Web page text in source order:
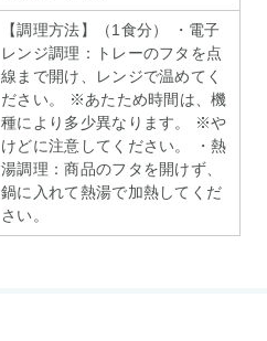
【調理方法】（1食分） ・電子
レンジ調理：トレーのフタを点
線まで開け、レンジで温めてく
ださい。 ※あたため時間は、機
種により多少異なります。 ※や
けどに注意してください。 ・熱
湯調理：商品のフタを開けず、
鍋に入れて熱湯で加熱してくだ
さい。